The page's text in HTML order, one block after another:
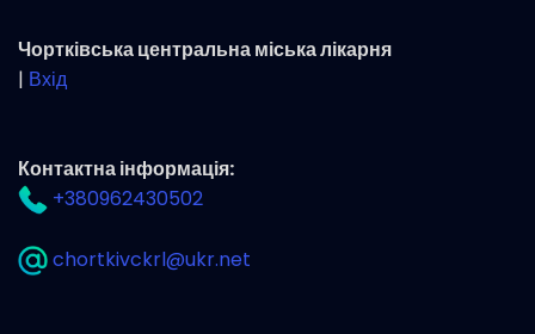
Чортківська центральна міська лікарня
| Вхід
Контактна інформація:
+380962430502
chortkivckrl@ukr.net